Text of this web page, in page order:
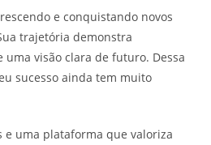
e conquistando novos
trajetória demonstra
uma visão clara de futuro. Dessa
sucesso ainda tem muito
e uma plataforma que valoriza